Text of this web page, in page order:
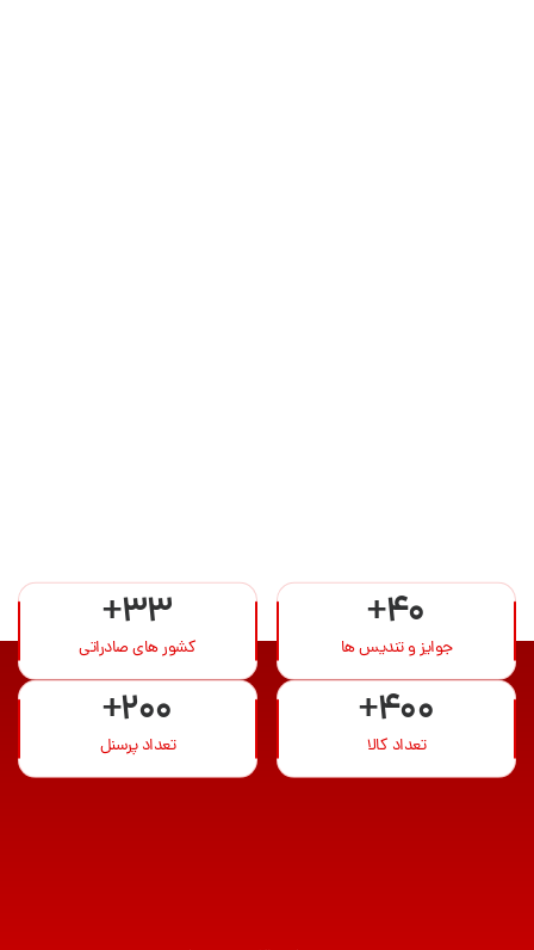
+40
جوایز و تندیس ها
+33
کشور های صادراتی
+400
تعداد کالا
+200
تعداد پرسنل